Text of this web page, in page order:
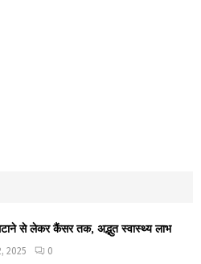
से लेकर कैंसर तक, अद्भुत स्वास्थ्य लाभ
2025 0